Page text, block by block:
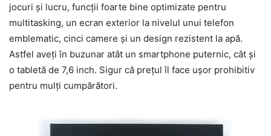
jocuri și lucru, funcții foarte bine optimizate pentru
multitasking, un ecran exterior la nivelul unui telefon
emblematic, cinci camere și un design rezistent la apă.
Astfel aveți în buzunar atât un smartphone puternic, cât și
o tabletă de 7,6 inch. Sigur că prețul îl face ușor prohibitiv
pentru mulți cumpărători.